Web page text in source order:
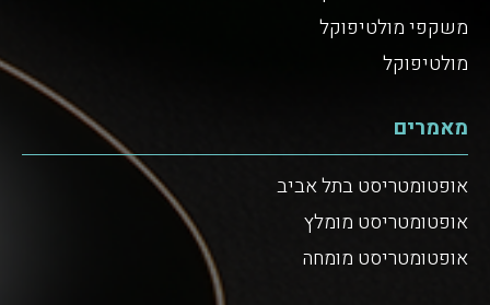
משקפי מולטיפוקל
מולטיפוקל
מאמרים
אופטומטריסט בתל אביב
אופטומטריסט מומלץ
אופטומטריסט מומחה